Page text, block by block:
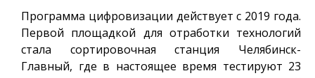
Программа цифровизации действует с 2019 года.
Первой площадкой для отработки технологий
стала сортировочная станция Челябинск-
Главный, где в настоящее время тестируют 23